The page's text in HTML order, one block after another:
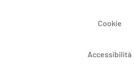
Cookie
Accessibilità